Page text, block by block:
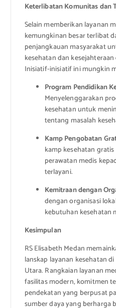
Keterlibatan Komunitas dan
Selain memberikan layanan
kemungkinan besar terlibat
penjangkauan masyarakat
kesehatan dan
Inisiatif-inisiatif ini mungkin
Program Pendidikan
Menyelenggarakan
kesehatan untuk
tentang masalah
Kamp Pengobatan
kamp kesehatan
perawatan medis
terlayani.
Kemitraan dengan
dengan organisasi
kebutuhan kesehatan
Kesimpulan
RS Elisabeth Medan
lanskap layanan kesehatan
Utara. Rangkaian layanan
fasilitas modern, komitmen
pendekatan yang berpusat
sumber daya yang berharga